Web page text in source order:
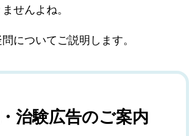
せんよね。
についてご説明します。
治験広告のご案内